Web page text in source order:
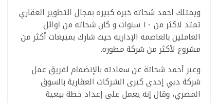
ويمتلك احمد شحاته خبره كبيره بمجال التطوير العقاري
تمتد لاكثر من ١٠ سنوات و كان شحاته من اوائل
العاملين بالعاصمه الإداريه حيث شارك بمبيعات أكثر من
مشروع لأكثر من شركة مطوره.
وعبر أحمد شحاتة عن سعادته بالإنضمام لفريق عمل
شركة دبي إحدى كبرى الشركات العقارية بالسوق
المصري، وقال إنه يعمل على إعداد خطة بيعية